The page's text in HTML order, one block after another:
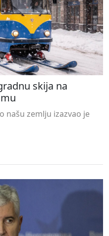
skija na
našu zemlju izazvao je